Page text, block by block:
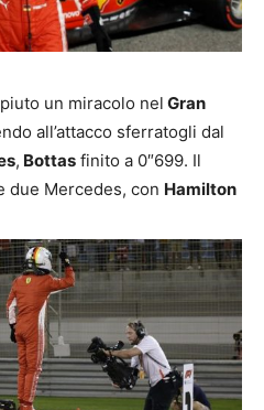
un miracolo nel Gran
all’attacco sferratogli dal
, Bottas finito a 0″699. Il
due Mercedes, con Hamilton